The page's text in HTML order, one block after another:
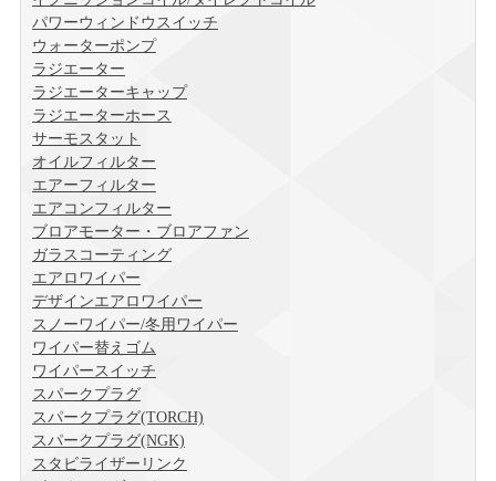
パワーウィンドウスイッチ
ウォーターポンプ
ラジエーター
ラジエーターキャップ
ラジエーターホース
サーモスタット
オイルフィルター
エアーフィルター
エアコンフィルター
ブロアモーター・ブロアファン
ガラスコーティング
エアロワイパー
デザインエアロワイパー
スノーワイパー/冬用ワイパー
ワイパー替えゴム
ワイパースイッチ
スパークプラグ
スパークプラグ(TORCH)
スパークプラグ(NGK)
スタビライザーリンク